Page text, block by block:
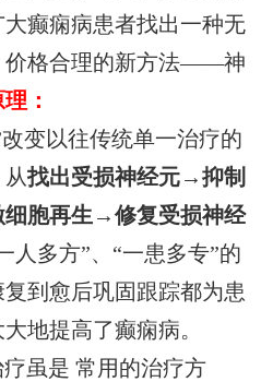
癫痫病患者找出一种无
价格合理的新方法——神
：
变以往传统单一治疗的
找出受损神经元→抑制
胞再生→修复受损神经
人多方”、“一患多专”的
到愈后巩固跟踪都为患
地提高了癫痫病。
虽是 常用的治疗方